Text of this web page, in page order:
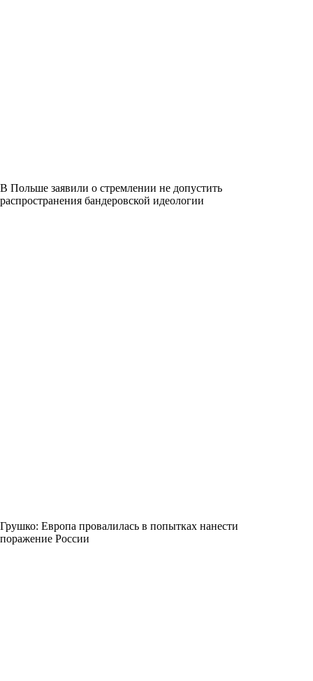
В Польше заявили о стремлении не допустить
распространения бандеровской идеологии
Грушко: Европа провалилась в попытках нанести
поражение России